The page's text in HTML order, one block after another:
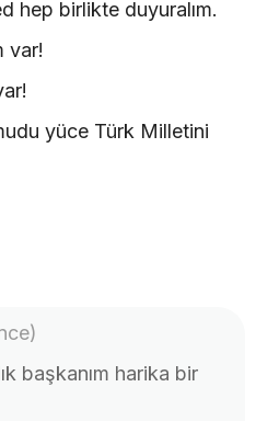
hep birlikte duyuralım.
var!
yüce Türk Milletini
başkanım harika bir